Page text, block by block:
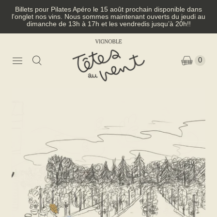
Billets pour Pilates Apéro le 15 août prochain disponible dans
l'onglet nos vins. Nous sommes maintenant ouverts du jeudi au
dimanche de 13h à 17h et les vendredis jusqu’à 20h!!
0